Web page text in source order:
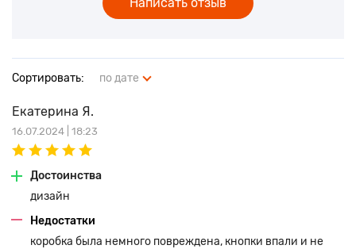
подзарядки, есть возможность работы без подключения к
смартфону через встроенную карту памяти MicroSD
быть как Android, так и IOS. Не откажите ребенку в радости и
подарите ему незабываемые эмоции от веселого
программ.
Сортировать: по дате
Екатерина Я.
16.07.2024 | 18:23
Достоинства
дизайн
Недостатки
коробка была немного повреждена, кнопки впали и не